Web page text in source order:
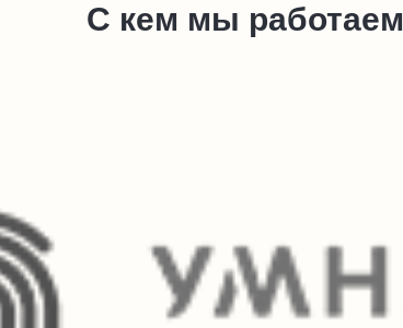
С кем мы работаем